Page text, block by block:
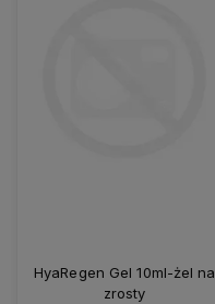
HyaRegen Gel 10ml-żel na
zrosty